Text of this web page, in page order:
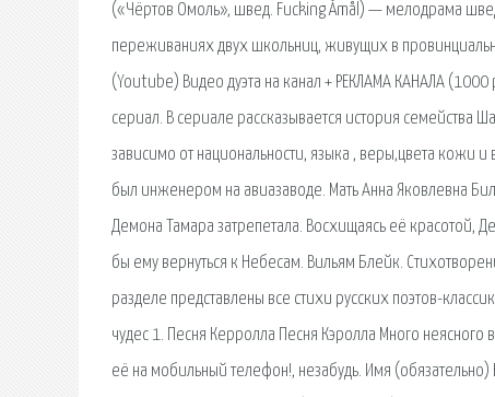
(«Чёртов Омоль», швед. Fucking Åmål) — мелодрама
переживаниях двух школьниц, живущих в
(Youtube) Видео дуэта на канал + РЕКЛАМА КАНАЛА
сериал. В сериале рассказывается история семейства
зависимо от национальности, языка , веры,цвета кожи
был инженером на авиазаводе. Мать Анна Яковлевна
Демона Тамара затрепетала. Восхищаясь её красотой,
бы ему вернуться к Небесам. Вильям Блейк.
разделе представлены все стихи русских поэтов-
чудес 1. Песня Керролла Песня Кэролла Много неясного
её на мобильный телефон!, незабудь. Имя